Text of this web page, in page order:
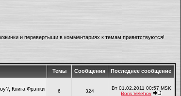
и перевертыши в комментариях к темам приветствуются!
Темы Сообщения Последнее сообщение
Книга Фрэнки
6 324
Вт 01.02.2011 00:57 MSK
Boris Velehov